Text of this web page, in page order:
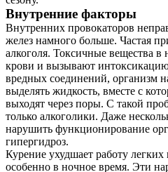
Внутренние факторы
Внутренних провокаторов
желез намного больше. Частая
алкоголя. Токсичные вещества
крови и вызывают
вредных соединений, организм
выделять жидкость, вместе с
выходят через поры. С такой
только алкоголики. Даже
нарушить функционирование
гипергидроз.
Курение ухудшает работу
особенно в ночное время. Эти